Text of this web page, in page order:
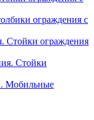
ограждения с
Стойки ограждения
Стойки
Мобильные